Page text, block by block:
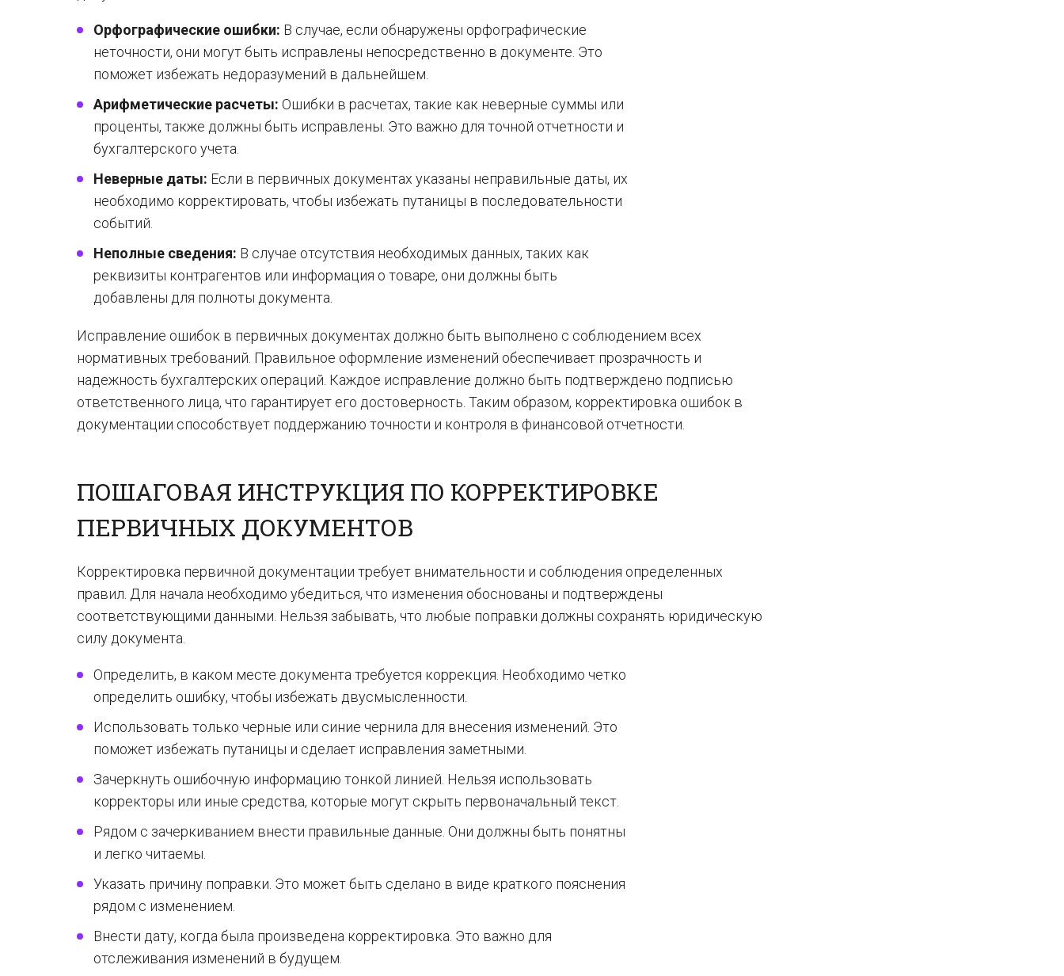
Орфографические ошибки: В случае, если обнаружены орфографические
неточности, они могут быть исправлены непосредственно в документе. Это
поможет избежать недоразумений в дальнейшем.
Арифметические расчеты: Ошибки в расчетах, такие как неверные суммы или
проценты, также должны быть исправлены. Это важно для точной отчетности и
бухгалтерского учета.
Неверные даты: Если в первичных документах указаны неправильные даты, их
необходимо корректировать, чтобы избежать путаницы в последовательности
событий.
Неполные сведения: В случае отсутствия необходимых данных, таких как
реквизиты контрагентов или информация о товаре, они должны быть
добавлены для полноты документа.
Исправление ошибок в первичных документах должно быть выполнено с соблюдением всех
нормативных требований. Правильное оформление изменений обеспечивает прозрачность и
надежность бухгалтерских операций. Каждое исправление должно быть подтверждено подписью
ответственного лица, что гарантирует его достоверность. Таким образом, корректировка ошибок в
документации способствует поддержанию точности и контроля в финансовой отчетности.
ПОШАГОВАЯ ИНСТРУКЦИЯ ПО КОРРЕКТИРОВКЕ
ПЕРВИЧНЫХ ДОКУМЕНТОВ
Корректировка первичной документации требует внимательности и соблюдения определенных
правил. Для начала необходимо убедиться, что изменения обоснованы и подтверждены
соответствующими данными. Нельзя забывать, что любые поправки должны сохранять юридическую
силу документа.
Определить, в каком месте документа требуется коррекция. Необходимо четко
определить ошибку, чтобы избежать двусмысленности.
Использовать только черные или синие чернила для внесения изменений. Это
поможет избежать путаницы и сделает исправления заметными.
Зачеркнуть ошибочную информацию тонкой линией. Нельзя использовать
корректоры или иные средства, которые могут скрыть первоначальный текст.
Рядом с зачеркиванием внести правильные данные. Они должны быть понятны
и легко читаемы.
Указать причину поправки. Это может быть сделано в виде краткого пояснения
рядом с изменением.
Внести дату, когда была произведена корректировка. Это важно для
отслеживания изменений в будущем.